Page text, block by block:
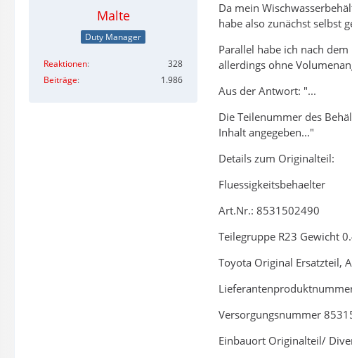
Malte
Duty Manager
Reaktionen
328
Beiträge
1.986
Da mein
habe also zunächst selbst
Parallel habe ich nach
allerdings ohne
Aus der Antwort: "...
Die Teilenummer des
Inhalt angegeben..."
Details zum Originalteil:
Fluessigkeitsbehaelter
Art.Nr.: 8531502490
Teilegruppe R23 Gewicht
Toyota Original Ersatzteil,
Versorgungsnummer
Einbauort Originalteil/